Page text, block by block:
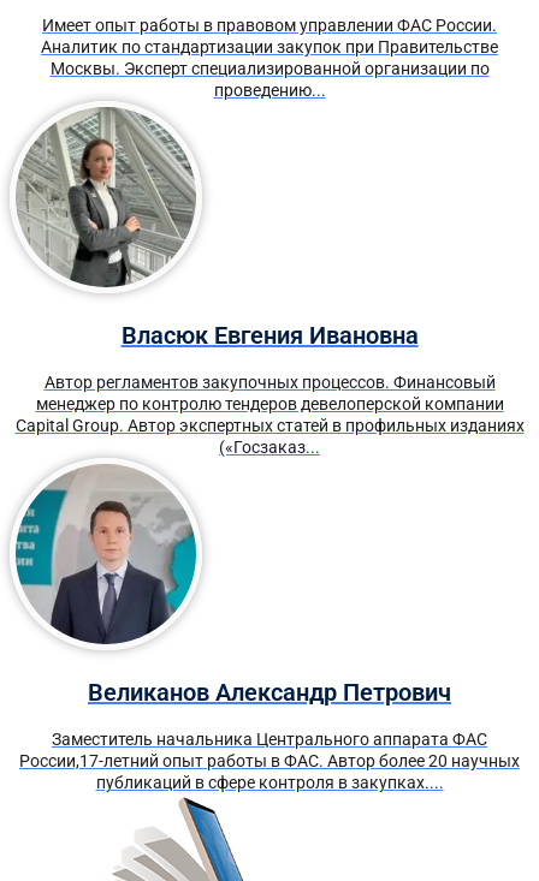
Имеет опыт работы в правовом управлении ФАС России.
Аналитик по стандартизации закупок при Правительстве
Москвы. Эксперт специализированной организации по
проведению...
Власюк Евгения Ивановна
Автор регламентов закупочных процессов. Финансовый
менеджер по контролю тендеров девелоперской компании
Capital Group. Автор экспертных статей в профильных изданиях
(«Госзаказ...
Великанов Александр Петрович
Заместитель начальника Центрального аппарата ФАС
России,17-летний опыт работы в ФАС. Автор более 20 научных
публикаций в сфере контроля в закупках....